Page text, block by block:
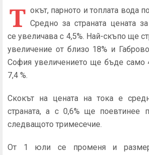
Т окът, парното и топлата вода
Средно за страната цената
се увеличава с 4,5%. Най-скъпо ще
увеличение от близо 18% и
София увеличението ще бъде само
7,4 %.
Скокът на цената на тока е
страната, а с 0,6% ще поевтинее
следващото тримесечие.
От 1 юли се променя и